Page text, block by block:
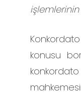
işlemlerinin
konusu